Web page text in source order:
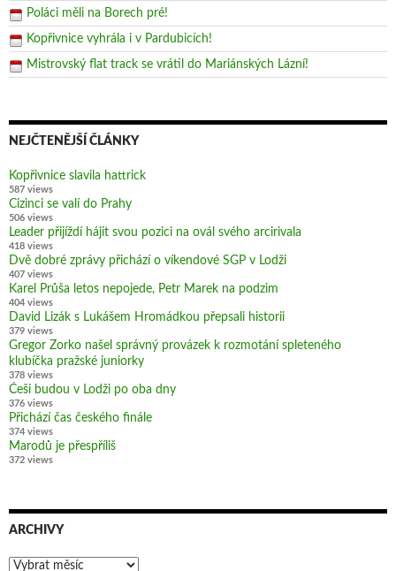
Poláci měli na Borech pré!
Kopřivnice vyhrála i v Pardubicích!
Mistrovský flat track se vrátil do Mariánských Lázní!
NEJČTENĚJŠÍ ČLÁNKY
Kopřivnice slavila hattrick
587 views
Cizinci se valí do Prahy
506 views
Leader přijíždí hájit svou pozici na ovál svého arcirivala
418 views
Dvě dobré zprávy přichází o víkendové SGP v Lodži
407 views
Karel Průša letos nepojede, Petr Marek na podzim
404 views
David Lizák s Lukášem Hromádkou přepsali historii
379 views
Gregor Zorko našel správný provázek k rozmotání spleteného
klubíčka pražské juniorky
378 views
Češi budou v Lodži po oba dny
376 views
Přichází čas českého finále
374 views
Marodů je přespříliš
372 views
ARCHIVY
Archivy